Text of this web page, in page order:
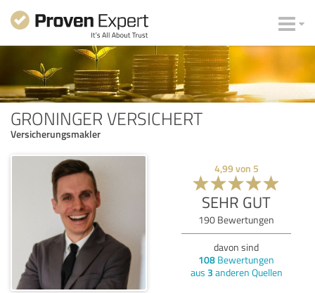
GRONINGER VERSICHERT
Versicherungsmakler
4,99von 5
SEHR GUT
190 Bewertungen
davon sind
108 Bewertungen
aus 3 anderen Quellen